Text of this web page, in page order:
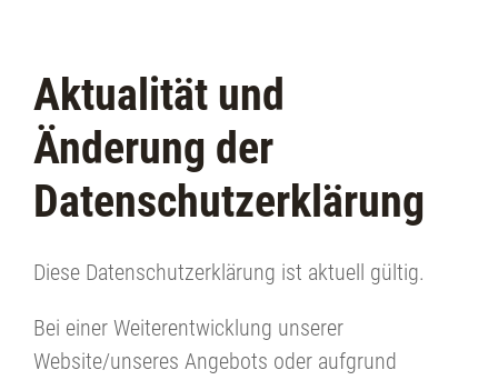
Aktualität und
Änderung der
Datenschutzerklärung
Diese Datenschutzerklärung ist aktuell gültig.
Bei einer Weiterentwicklung unserer
Website/unseres Angebots oder aufgrund